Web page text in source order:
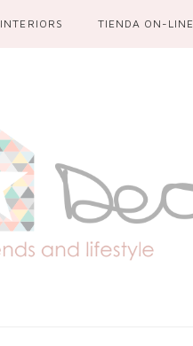
INTERIORS TIENDA ON-LINE